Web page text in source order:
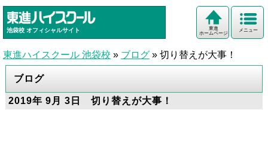
池袋校 オフィシャルサイト メニュー
東進
ホームページ
東進ハイスクール 池袋校 » ブログ » 切り替えが大事！
ブログ
2019年 9月 3日 切り替えが大事！